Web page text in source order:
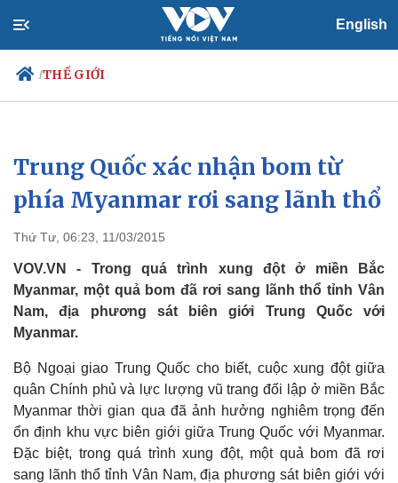
English
/THẾ GIỚI
Chính trị
Đảng
Tổ chức nhân sự
Nhận diện sự thật
Xã hội
Tin 24h
Dự báo thời tiết
Việc làm
Biển đảo
Trung Quốc xác nhận bom từ
phía Myanmar rơi sang lãnh thổ
Thứ Tư, 06:23, 11/03/2015
VOV.VN - Trong quá trình xung đột ở miền Bắc
Myanmar, một quả bom đã rơi sang lãnh thổ tỉnh Vân
Nam, địa phương sát biên giới Trung Quốc với
Myanmar.
Bộ Ngoại giao Trung Quốc cho biết, cuộc xung đột giữa
quân Chính phủ và lực lượng vũ trang đối lập ở miền Bắc
Myanmar thời gian qua đã ảnh hưởng nghiêm trọng đến
ổn định khu vực biên giới giữa Trung Quốc với Myanmar.
Đặc biệt, trong quá trình xung đột, một quả bom đã rơi
sang lãnh thổ tỉnh Vân Nam, địa phương sát biên giới với